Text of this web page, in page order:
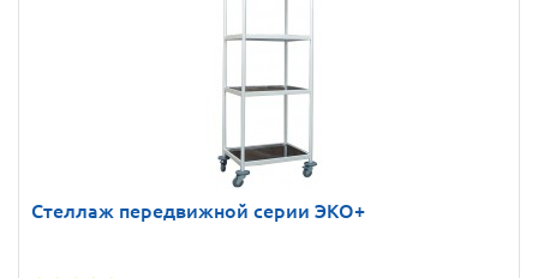
Стеллаж передвижной серии ЭКО+